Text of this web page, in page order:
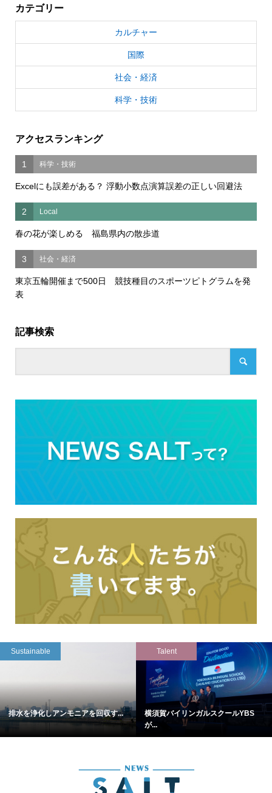
カテゴリー
カルチャー
国際
社会・経済
科学・技術
アクセスランキング
1 科学・技術
Excelにも誤差がある？ 浮動小数点演算誤差の正しい回避法
2 Local
春の花が楽しめる 福島県内の散歩道
3 社会・経済
東京五輪開催まで500日 競技種目のスポーツピトグラムを発
表
記事検索
Sustainable
排水を浄化しアンモニアを回収す...
Talent
横須賀バイリンガルスクールYBS
が...